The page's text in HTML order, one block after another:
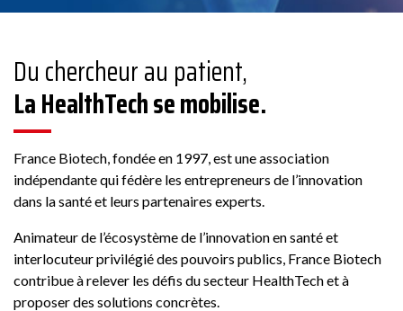
Du chercheur au patient,
La HealthTech se mobilise.
France Biotech, fondée en 1997, est une association
indépendante qui fédère les entrepreneurs de l’innovation
dans la santé et leurs partenaires experts.
Animateur de l’écosystème de l’innovation en santé et
interlocuteur privilégié des pouvoirs publics, France Biotech
contribue à relever les défis du secteur HealthTech et à
proposer des solutions concrètes.